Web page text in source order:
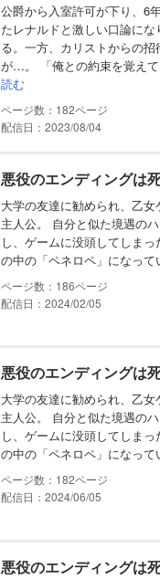
公爵から入室許可が下り、6
たレナルドと激しい口論に
る。一方、カリストからの
が…。 「俺との約束を覚え
読む
182
配信日：2023/08/04
悪役のエンディングは
大学の友達に勧められ、乙
主人公。 自分と似た境遇の
し、ゲームに没頭してしま
の中の「ペネロペ」になっ
186
配信日：2024/02/05
悪役のエンディングは
大学の友達に勧められ、乙
主人公。 自分と似た境遇の
し、ゲームに没頭してしま
の中の「ペネロペ」になっ
182
配信日：2024/06/05
悪役のエンディングは